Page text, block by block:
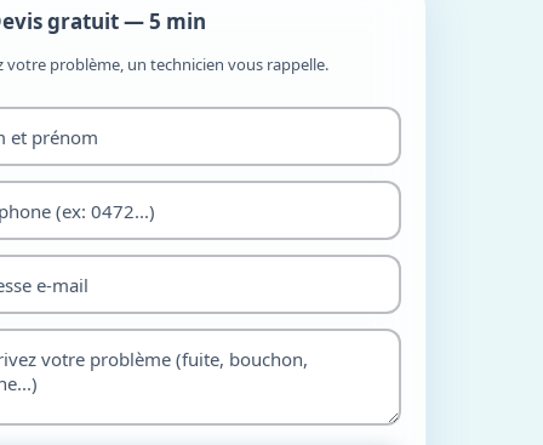
gratuit — 5 min
votre problème, un technicien vous rappelle.